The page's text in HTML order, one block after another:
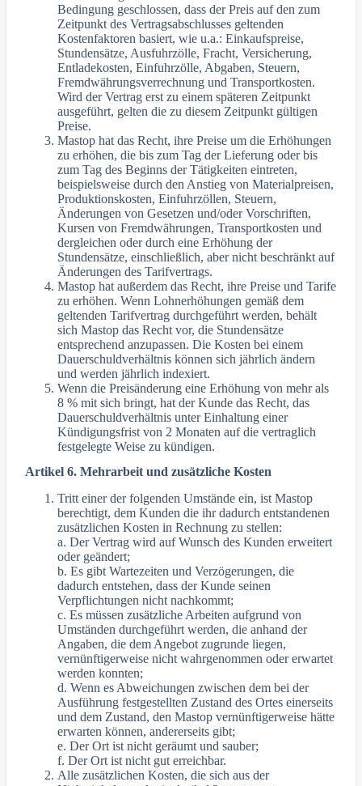
Bedingung geschlossen, dass der Preis auf den zum
Zeitpunkt des Vertragsabschlusses geltenden
Kostenfaktoren basiert, wie u.a.: Einkaufspreise,
Stundensätze, Ausfuhrzölle, Fracht, Versicherung,
Entladekosten, Einfuhrzölle, Abgaben, Steuern,
Fremdwährungsverrechnung und Transportkosten.
Wird der Vertrag erst zu einem späteren Zeitpunkt
ausgeführt, gelten die zu diesem Zeitpunkt gültigen
Preise.
Mastop hat das Recht, ihre Preise um die Erhöhungen
zu erhöhen, die bis zum Tag der Lieferung oder bis
zum Tag des Beginns der Tätigkeiten eintreten,
beispielsweise durch den Anstieg von Materialpreisen,
Produktionskosten, Einfuhrzöllen, Steuern,
Änderungen von Gesetzen und/oder Vorschriften,
Kursen von Fremdwährungen, Transportkosten und
dergleichen oder durch eine Erhöhung der
Stundensätze, einschließlich, aber nicht beschränkt auf
Änderungen des Tarifvertrags.
Mastop hat außerdem das Recht, ihre Preise und Tarife
zu erhöhen. Wenn Lohnerhöhungen gemäß dem
geltenden Tarifvertrag durchgeführt werden, behält
sich Mastop das Recht vor, die Stundensätze
entsprechend anzupassen. Die Kosten bei einem
Dauerschuldverhältnis können sich jährlich ändern
und werden jährlich indexiert.
Wenn die Preisänderung eine Erhöhung von mehr als
8 % mit sich bringt, hat der Kunde das Recht, das
Dauerschuldverhältnis unter Einhaltung einer
Kündigungsfrist von 2 Monaten auf die vertraglich
festgelegte Weise zu kündigen.
Artikel 6. Mehrarbeit und zusätzliche Kosten
Tritt einer der folgenden Umstände ein, ist Mastop
berechtigt, dem Kunden die ihr dadurch entstandenen
zusätzlichen Kosten in Rechnung zu stellen:
a. Der Vertrag wird auf Wunsch des Kunden erweitert
oder geändert;
b. Es gibt Wartezeiten und Verzögerungen, die
dadurch entstehen, dass der Kunde seinen
Verpflichtungen nicht nachkommt;
c. Es müssen zusätzliche Arbeiten aufgrund von
Umständen durchgeführt werden, die anhand der
Angaben, die dem Angebot zugrunde liegen,
vernünftigerweise nicht wahrgenommen oder erwartet
werden konnten;
d. Wenn es Abweichungen zwischen dem bei der
Ausführung festgestellten Zustand des Ortes einerseits
und dem Zustand, den Mastop vernünftigerweise hätte
erwarten können, andererseits gibt;
e. Der Ort ist nicht geräumt und sauber;
f. Der Ort ist nicht gut erreichbar.
Alle zusätzlichen Kosten, die sich aus der